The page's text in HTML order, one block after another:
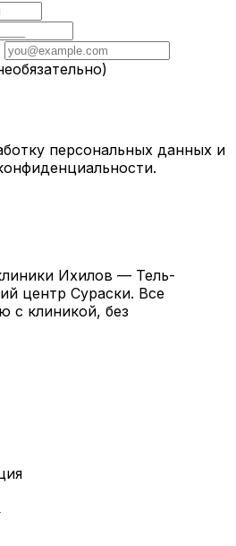
персональных данных и
.
Ихилов — Тель-
центр Сураски. Все
с клиникой, без